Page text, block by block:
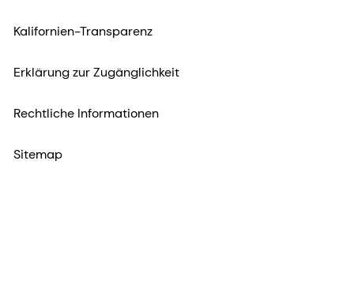
Kalifornien-Transparenz
Erklärung zur Zugänglichkeit
Rechtliche Informationen
Sitemap